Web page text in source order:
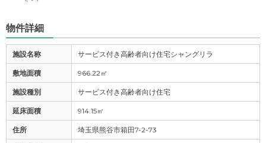
物件詳細
施設名称 サービス付き高齢者向け住宅シャングリラ
敷地面積 966.22㎡
施設種別 サービス付き高齢者向け住宅
延床面積 914.15㎡
住所 埼玉県熊谷市箱田7-2-73